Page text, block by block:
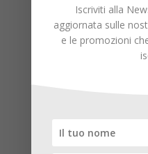
Iscriviti alla
aggiornata sulle
e le promozioni